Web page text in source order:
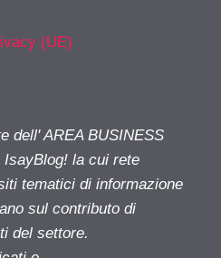
(UE)
dell' AREA BUSINESS
la cui rete
tematici di informazione
sul contributo di
del settore.